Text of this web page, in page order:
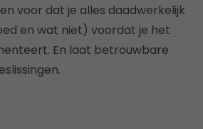
voor dat je alles daadwerkelijk
en wat niet) voordat je het
En laat betrouwbare